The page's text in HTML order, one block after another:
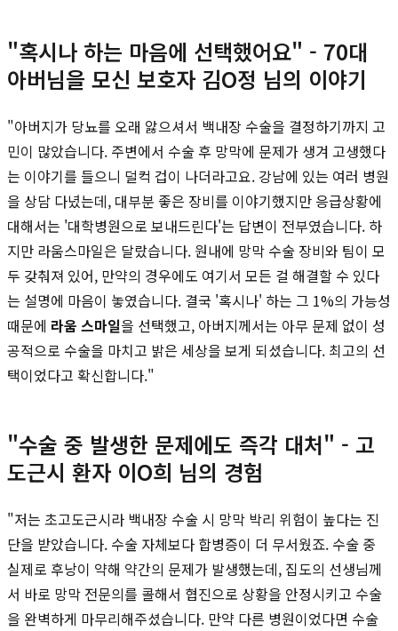
"혹시나 하는 마음에 선택했어요" - 70대
아버님을 모신 보호자 김O정 님의 이야기
"아버지가 당뇨를 오래 앓으셔서 백내장 수술을 결정하기까지 고
민이 많았습니다. 주변에서 수술 후 망막에 문제가 생겨 고생했다
는 이야기를 들으니 덜컥 겁이 나더라고요. 강남에 있는 여러 병원
을 상담 다녔는데, 대부분 좋은 장비를 이야기했지만 응급상황에
대해서는 '대학병원으로 보내드린다'는 답변이 전부였습니다. 하
지만 라움스마일은 달랐습니다. 원내에 망막 수술 장비와 팀이 모
두 갖춰져 있어, 만약의 경우에도 여기서 모든 걸 해결할 수 있다
는 설명에 마음이 놓였습니다. 결국 '혹시나' 하는 그 1%의 가능성
때문에 라움 스마일을 선택했고, 아버지께서는 아무 문제 없이 성
공적으로 수술을 마치고 밝은 세상을 보게 되셨습니다. 최고의 선
택이었다고 확신합니다."
"수술 중 발생한 문제에도 즉각 대처" - 고
도근시 환자 이O희 님의 경험
"저는 초고도근시라 백내장 수술 시 망막 박리 위험이 높다는 진
단을 받았습니다. 수술 자체보다 합병증이 더 무서웠죠. 수술 중
실제로 후낭이 약해 약간의 문제가 발생했는데, 집도의 선생님께
서 바로 망막 전문의를 콜해서 협진으로 상황을 안정시키고 수술
을 완벽하게 마무리해주셨습니다. 만약 다른 병원이었다면 수술